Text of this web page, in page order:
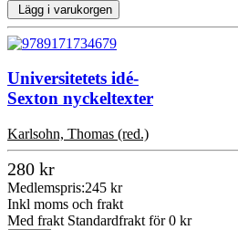
Lägg i varukorgen
Universitetets idé-
Sexton nyckeltexter
Karlsohn, Thomas (red.)
280 kr
Medlemspris:245 kr
Inkl moms och frakt
Med frakt Standardfrakt för 0 kr